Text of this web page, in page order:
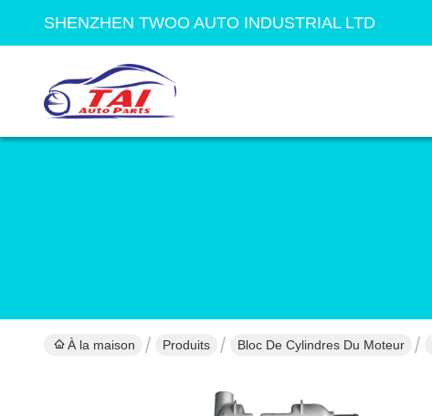
SHENZHEN TWOO AUTO INDUSTRIAL LTD
À la maison Produits Bloc De Cylindres Du Moteur